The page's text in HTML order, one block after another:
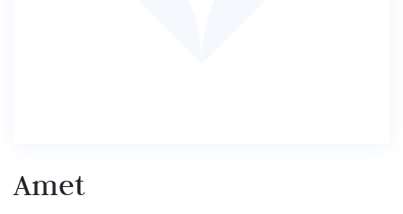
Amet